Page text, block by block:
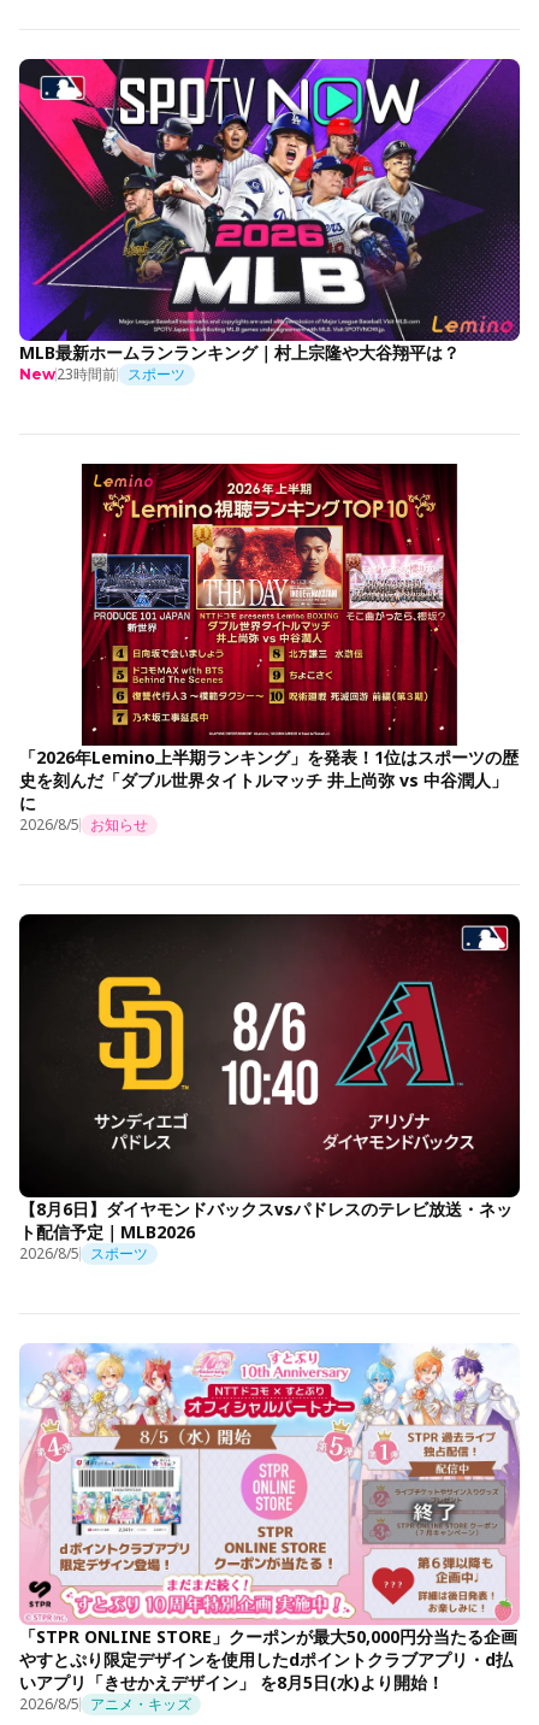
MLB最新ホームランランキング｜村上宗隆や大谷翔平は？
New23時間前 スポーツ
「2026年Lemino上半期ランキング」を発表！1位はスポーツの歴
史を刻んだ「ダブル世界タイトルマッチ 井上尚弥 vs 中谷潤人」
に
2026/8/5 お知らせ
【8月6日】ダイヤモンドバックスvsパドレスのテレビ放送・ネッ
ト配信予定｜MLB2026
2026/8/5 スポーツ
「STPR ONLINE STORE」クーポンが最大50,000円分当たる企画
やすとぷり限定デザインを使用したdポイントクラブアプリ・d払
いアプリ「きせかえデザイン」 を8月5日(水)より開始！
2026/8/5 アニメ・キッズ